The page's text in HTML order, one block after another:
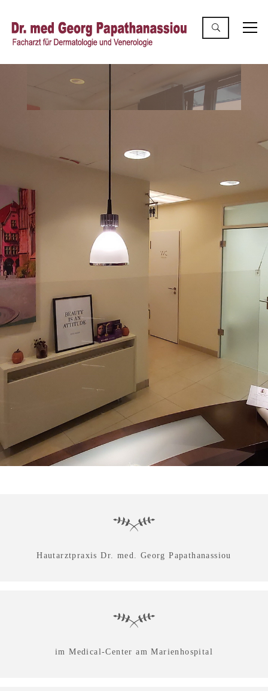
Hautarztpraxis Dr. med. Georg Papathanassiou
im Medical-Center am Marienhospital